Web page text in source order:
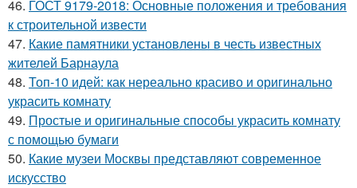
46. ГОСТ 9179-2018: Основные положения и требования
к строительной извести
47. Какие памятники установлены в честь известных
жителей Барнаула
48. Топ-10 идей: как нереально красиво и оригинально
украсить комнату
49. Простые и оригинальные способы украсить комнату
с помощью бумаги
50. Какие музеи Москвы представляют современное
искусство